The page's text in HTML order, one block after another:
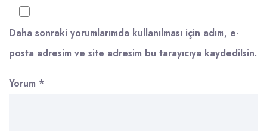
Daha sonraki yorumlarımda kullanılması için adım, e-
posta adresim ve site adresim bu tarayıcıya kaydedilsin.
Yorum *